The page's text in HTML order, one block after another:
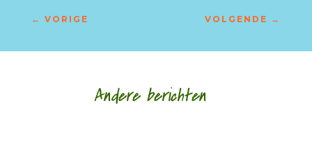
← VORIGE VOLGENDE →
Andere berichten